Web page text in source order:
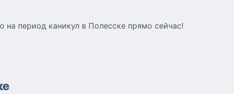
период каникул в Полесске прямо сейчас!